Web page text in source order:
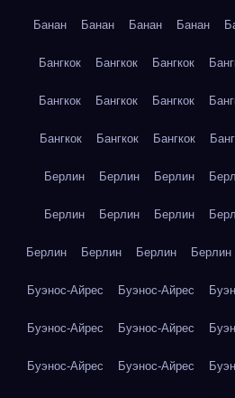
Банан Банан Банан Банан
Бангкок Бангкок Бангкок
Бангкок Бангкок Бангкок
Бангкок Бангкок Бангкок
Берлин Берлин Берлин
Берлин Берлин Берлин
Берлин Берлин Берлин Берлин
Буэнос-Айрес Буэнос-Айрес
Буэнос-Айрес Буэнос-Айрес
Буэнос-Айрес Буэнос-Айрес